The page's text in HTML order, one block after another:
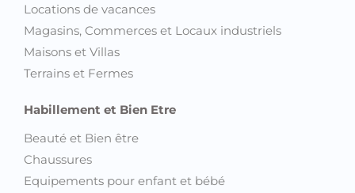
Locations de vacances
Magasins, Commerces et Locaux industriels
Maisons et Villas
Terrains et Fermes
Habillement et Bien Etre
Beauté et Bien être
Chaussures
Equipements pour enfant et bébé